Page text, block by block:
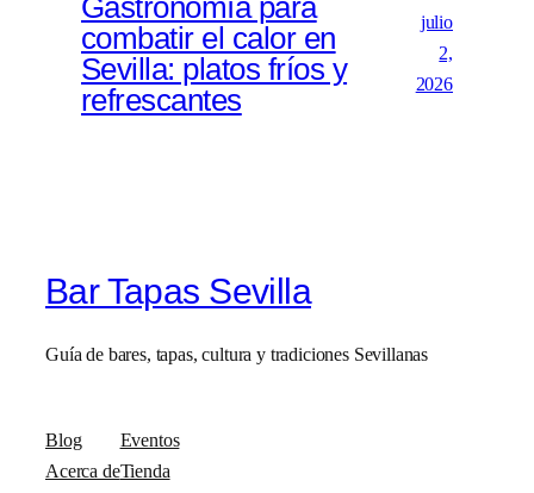
Gastronomía para
combatir el calor en
Sevilla: platos fríos y
refrescantes
julio
2,
2026
Bar Tapas Sevilla
Guía de bares, tapas, cultura y tradiciones Sevillanas
Blog
Acerca de
Eventos
Tienda